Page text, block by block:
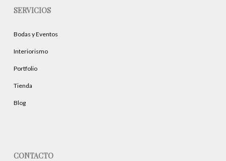
SERVICIOS
Bodas y Eventos
Interiorismo
Portfolio
Tienda
Blog
CONTACTO